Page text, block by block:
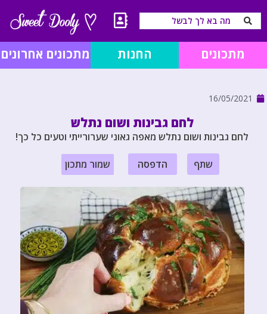
מתכונים החנות מתכונים אחרונים
16/05/2021
לחם גבינות ושום נתלש
לחם גבינות ושום נתלש מאפה גאוני שערורייתי וטעים כל כך!
שתף הדפסה שמור מתכון